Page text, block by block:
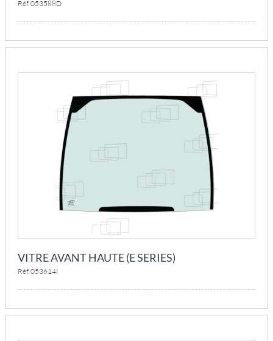
Réf. 053588D
VITRE AVANT HAUTE (E SERIES)
Réf. 053614I